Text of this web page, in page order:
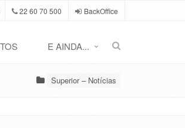
22 60 70 500 BackOffice
E AINDA...
Superior – Notícias